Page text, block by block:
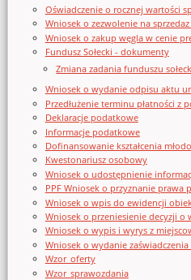
Oświadczenie o rocznej wartości
Wniosek o zezwolenie na
Wniosek o zakup węgla w cenie
Fundusz Sołecki - dokumenty
Zmiana zadania funduszu
Wniosek o wydanie odpisu aktu
Przedłużenie terminu płatności z
Deklaracje podatkowe
Informacje podatkowe
Dofinansowanie kształcenia
Kwestonariusz osobowy
Wniosek o udostępnienie
PPF Wniosek o przyznanie prawa
Wniosek o wpis do ewidencji
Wniosek o przeniesienie decyzji o
Wniosek o wypis i wyrys z
Wniosek o wydanie
Wzor_oferty
Wzor_sprawozdania